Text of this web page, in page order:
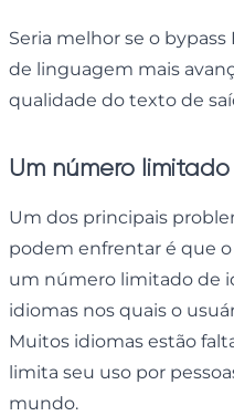
Seria melhor se o
de linguagem mais
qualidade do texto de
Um número
Um dos principais
podem enfrentar é que
um número limitado de
idiomas nos quais o
Muitos idiomas estão
limita seu uso por
mundo.